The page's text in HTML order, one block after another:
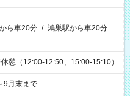
ら車20分 / 鴻巣駅から車20分
憩（12:00-12:50、15:00-15:10）
9月末まで